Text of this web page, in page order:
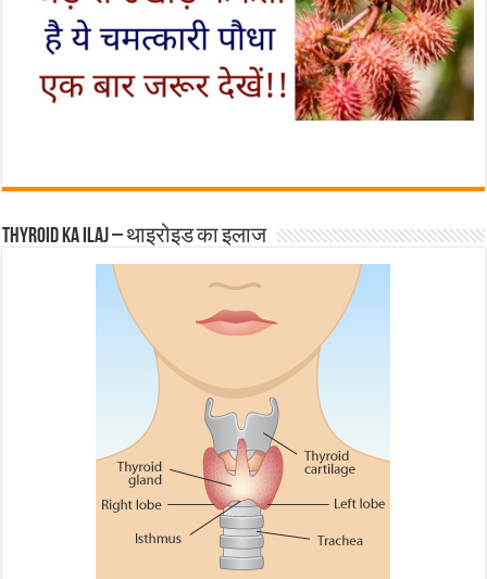
Thyroid ka ilaj – थाइरोइड का इलाज